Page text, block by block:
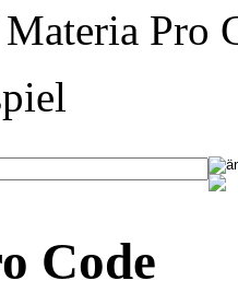
Pro
Code